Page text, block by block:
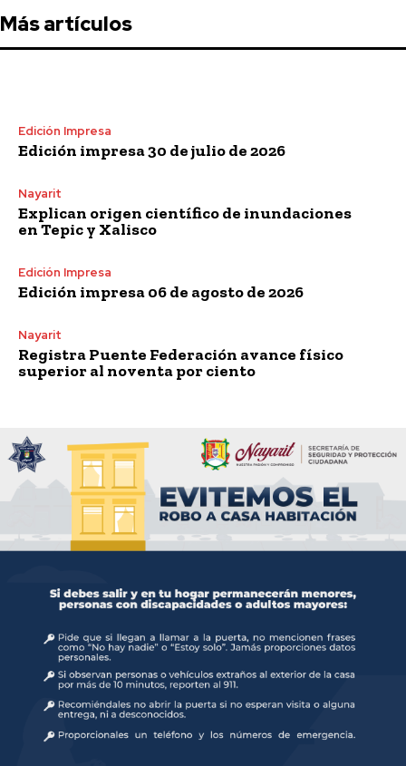
Más artículos
Edición Impresa
Edición impresa 30 de julio de 2026
Nayarit
Explican origen científico de inundaciones
en Tepic y Xalisco
Edición Impresa
Edición impresa 06 de agosto de 2026
Nayarit
Registra Puente Federación avance físico
superior al noventa por ciento